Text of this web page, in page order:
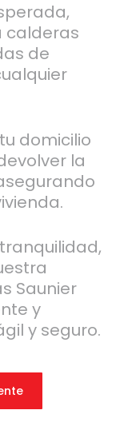
calderas
de
domicilio
la
Saunier
y
y seguro.